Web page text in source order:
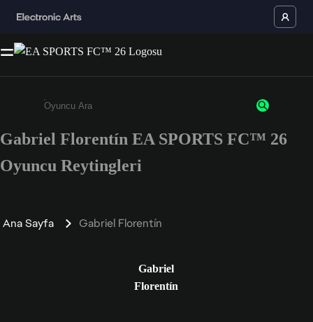
Enter a minimum of 3 characters or numbers
Gabriel Florentín EA SPORTS FC™ 26
Oyuncu Reytingleri
Ana Sayfa Gabriel Florentín
Gabriel
Florentín